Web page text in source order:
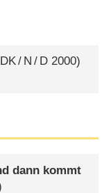
DK/ N / D 2000)
dann kommt